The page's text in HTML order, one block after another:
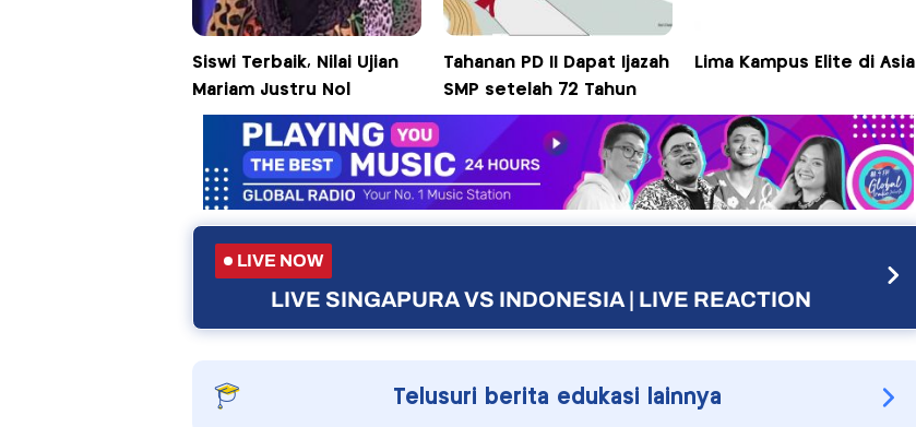
Siswi Terbaik, Nilai Ujian
Mariam Justru Nol
Tahanan PD II Dapat Ijazah
SMP setelah 72 Tahun
Lima Kampus Elite di Asia
LIVE NOW
LIVE SINGAPURA VS INDONESIA | LIVE REACTION
Telusuri berita edukasi lainnya